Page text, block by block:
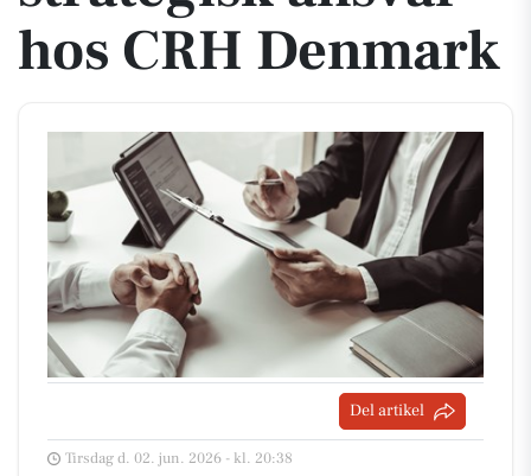
hos CRH Denmark
Del artikel
Tirsdag d. 02. jun. 2026 - kl. 20:38